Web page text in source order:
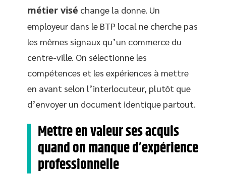
métier visé change la donne. Un
employeur dans le BTP local ne cherche pas
les mêmes signaux qu’un commerce du
centre-ville. On sélectionne les
compétences et les expériences à mettre
en avant selon l’interlocuteur, plutôt que
d’envoyer un document identique partout.
Mettre en valeur ses acquis
quand on manque d’expérience
professionnelle